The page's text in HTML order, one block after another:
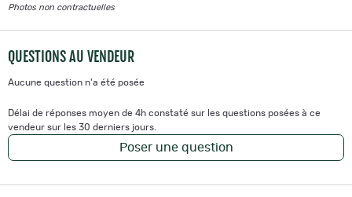
Photos non contractuelles
QUESTIONS AU VENDEUR
Aucune question n'a été posée
Délai de réponses moyen de 4h constaté sur les questions posées à ce
vendeur sur les 30 derniers jours.
Poser une question